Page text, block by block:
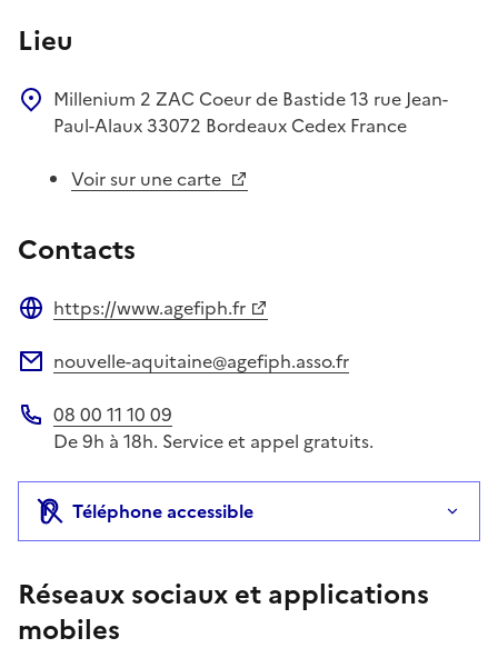
Lieu
Millenium 2 ZAC Coeur de Bastide13 rue Jean-
Paul-Alaux 33072 Bordeaux Cedex France
Voir sur une carte
Contacts
https://www.agefiph.fr
nouvelle-aquitaine@agefiph.asso.fr
Téléphone
08 00 11 10 09
De 9h à 18h. Service et appel gratuits.
Téléphone accessible
Réseaux sociaux et applications
mobiles